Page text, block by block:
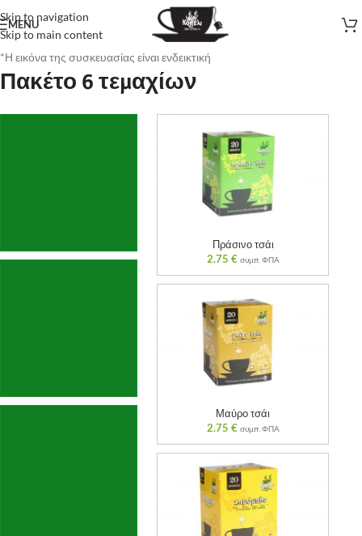
Skip to navigation
Skip to main content
MENU
*Η εικόνα της συσκευασίας είναι ενδεικτική
Πακέτο 6 τεμαχίων
Πράσινο τσάι
2.75 € συμπ. ΦΠΑ
Μαύρο τσάι
2.75 € συμπ. ΦΠΑ